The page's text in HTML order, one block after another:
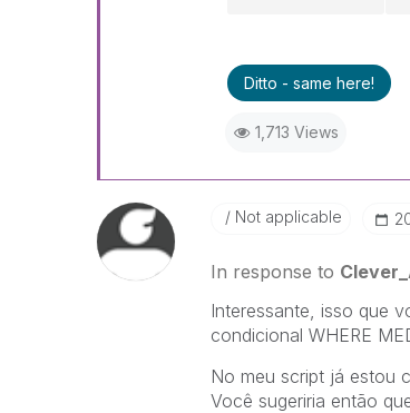
Ditto - same here!
1,713 Views
Not applicable
In response to
Interessante, isso que
condicional WHERE
No meu script já estou
Você sugeriria então